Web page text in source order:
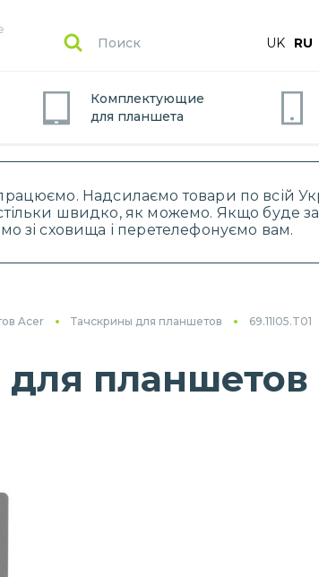
Надсилаємо товари по всій
швидко, як можемо. Якщо буде
зі сховища і перетелефонуємо вам.
UK RU
Комплектующие
для планшета
Acer Тачскрины для планшетов 69.11I05.T01
планшетов